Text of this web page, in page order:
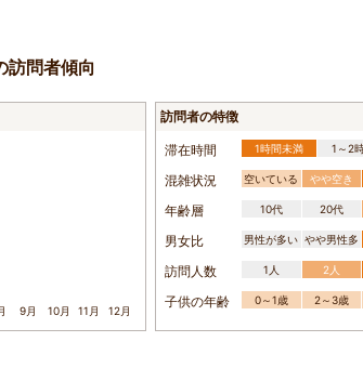
訪問者傾向
9月 10月 11月 12月
訪問者の特徴
滞在時間 1時間未満 1～2
混雑状況 空いている やや空き
年齢層 10代 20代
男女比 男性が多い やや男性多
訪問人数 1人 2人
子供の年齢 0～1歳 2～3歳